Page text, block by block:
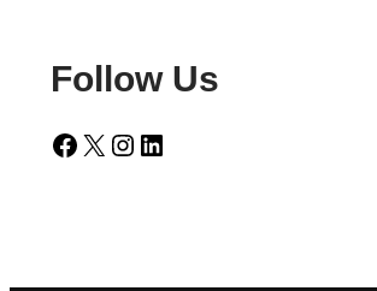
Follow Us
Facebook X Instagram LinkedIn